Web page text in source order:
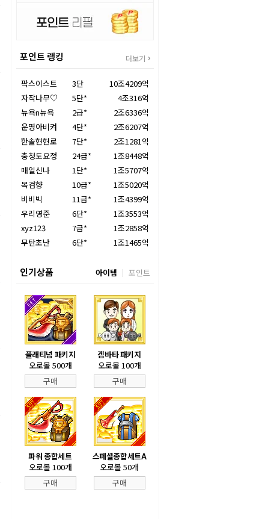
포인트 랭킹 더보기
팍스이스트 3단
10조4209억
자작나무♡
5단*
4조316억
뉴욕n뉴욕
2급*
2조6336억
운명아비켜
4단*
2조6207억
한솔현현로
7단*
2조1281억
충청도요정
24급*
1조8448억
매일신나
1단*
1조5707억
목검향
10급*
1조5020억
비비빅
11급*
1조4399억
우리영준
6단*
1조3553억
xyz123
7급*
1조2858억
무탄초난
6단* 1조1465억
인기상품 아이템 포인트
플래티넘 패키지
오로볼 500개
구매
겜바타 패키지
오로볼 100개
구매
파워 종합세트
오로볼 100개
구매
스페셜종합세트A
오로볼 50개
구매